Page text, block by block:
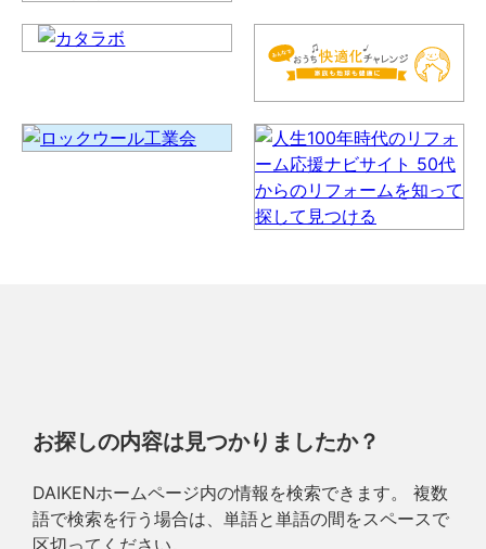
お探しの内容は見つかりましたか？
DAIKENホームページ内の情報を検索できます。 複数
語で検索を行う場合は、単語と単語の間をスペースで
区切ってください。